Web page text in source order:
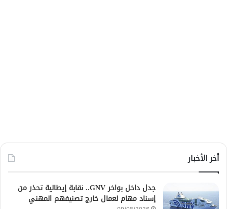
أخر الأخبار
جدل داخل بواخر GNV.. نقابة إيطالية تحذر من
إسناد مهام لعمال خارج تصنيفهم المهني